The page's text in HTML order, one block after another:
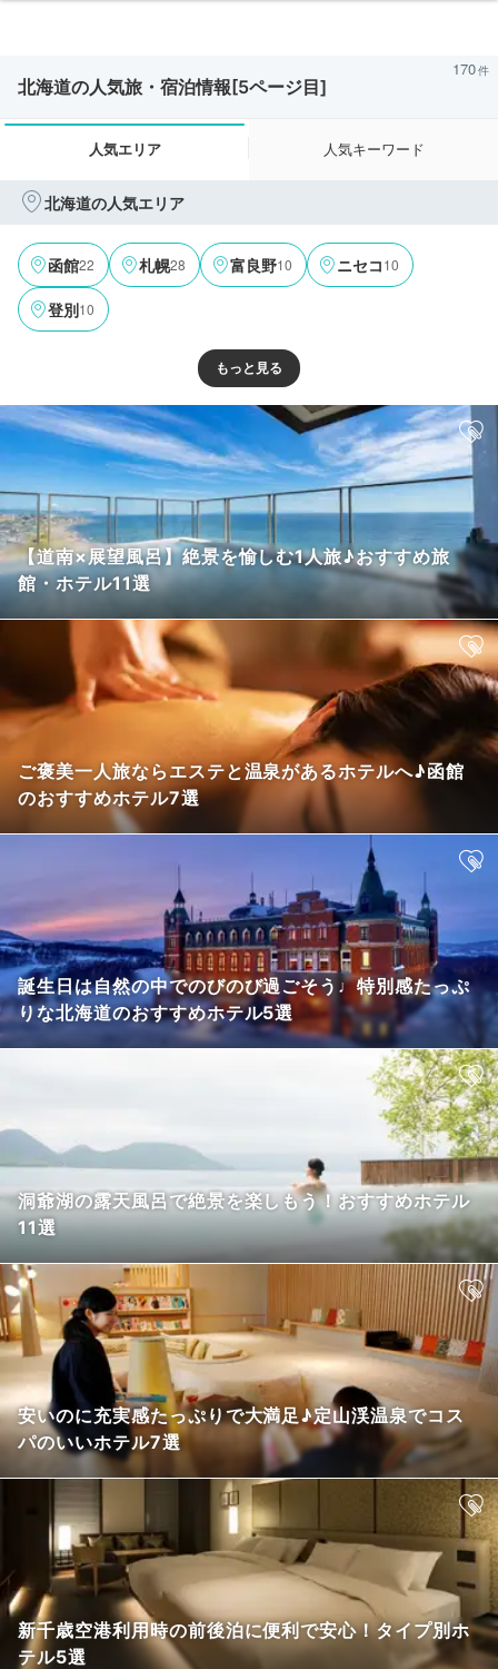
北海道の人気旅・宿泊情報[5ページ目]
170
人気エリア 人気キーワード
北海道の人気エリア
函館22 札幌28 富良野10 ニセコ10
登別10
【道南×展望風呂】絶景を愉しむ1人旅♪おすすめ旅
館・ホテル11選
ご褒美一人旅ならエステと温泉があるホテルへ♪函館
のおすすめホテル7選
誕生日は自然の中でのびのび過ごそう♩特別感たっぷ
りな北海道のおすすめホテル5選
洞爺湖の露天風呂で絶景を楽しもう！おすすめホテル
11選
安いのに充実感たっぷりで大満足♪定山渓温泉でコス
パのいいホテル7選
新千歳空港利用時の前後泊に便利で安心！タイプ別ホ
テル5選